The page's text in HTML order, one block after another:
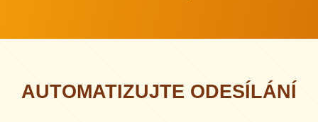
AUTOMATIZUJTE ODESÍLÁNÍ